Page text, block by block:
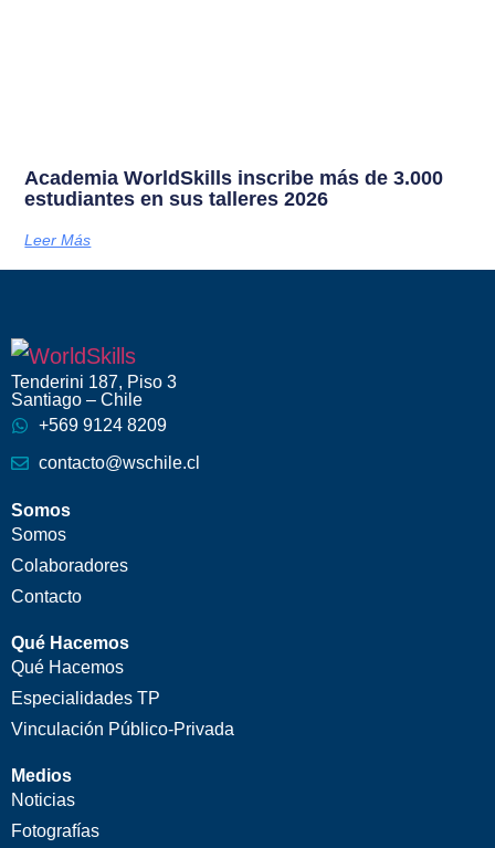
Academia WorldSkills inscribe más de 3.000
estudiantes en sus talleres 2026
Leer Más
Tenderini 187, Piso 3
Santiago – Chile
+569 9124 8209
contacto@wschile.cl
Somos
Somos
Colaboradores
Contacto
Qué Hacemos
Qué Hacemos
Especialidades TP
Vinculación Público-Privada
Medios
Noticias
Fotografías